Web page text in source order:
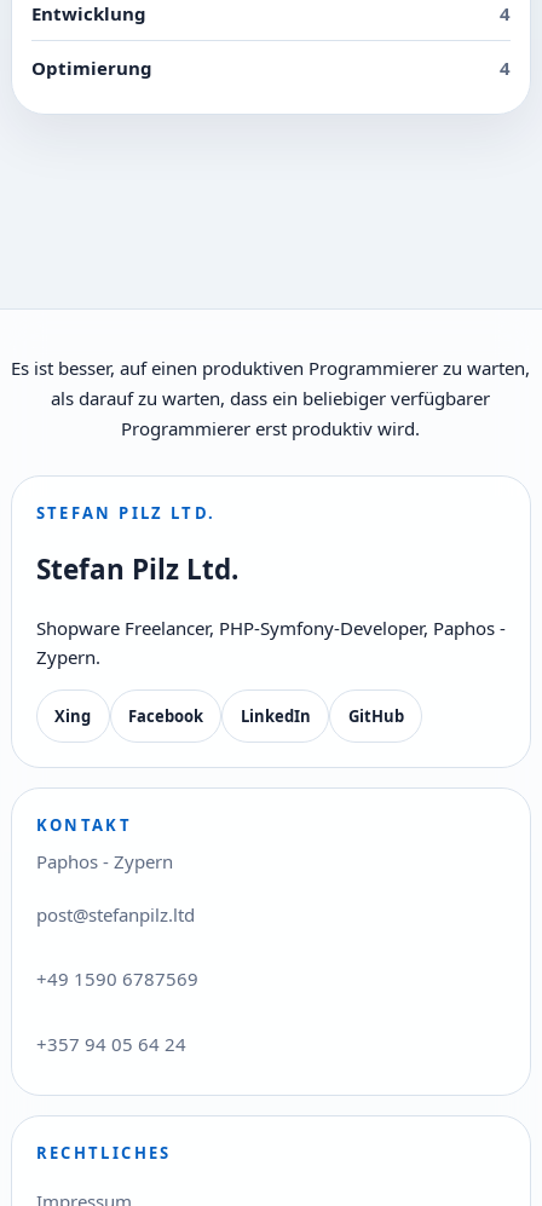
Entwicklung 4
Optimierung 4
Es ist besser, auf einen produktiven Programmierer zu warten,
als darauf zu warten, dass ein beliebiger verfügbarer
Programmierer erst produktiv wird.
STEFAN PILZ LTD.
Stefan Pilz Ltd.
Shopware Freelancer, PHP-Symfony-Developer, Paphos -
Zypern.
Xing Facebook LinkedIn GitHub
KONTAKT
Paphos - Zypern
post@stefanpilz.ltd
+49 1590 6787569
+357 94 05 64 24
RECHTLICHES